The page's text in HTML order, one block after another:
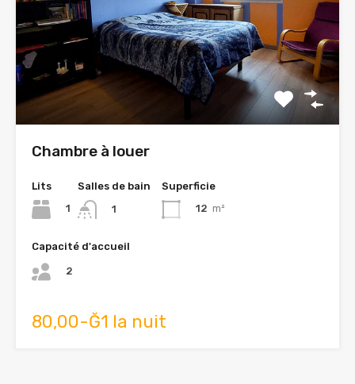
Chambre à louer
Lits
1
Salles de bain
1
Superficie
12 m²
Capacité d'accueil
2
80,00-Ğ1 la nuit